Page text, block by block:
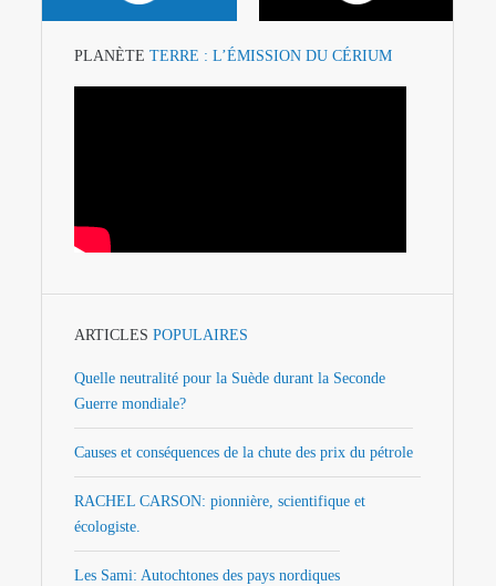
PLANÈTE TERRE : L’ÉMISSION DU CÉRIUM
ARTICLES POPULAIRES
Quelle neutralité pour la Suède durant la Seconde
Guerre mondiale?
Causes et conséquences de la chute des prix du pétrole
RACHEL CARSON: pionnière, scientifique et
écologiste.
Les Sami: Autochtones des pays nordiques